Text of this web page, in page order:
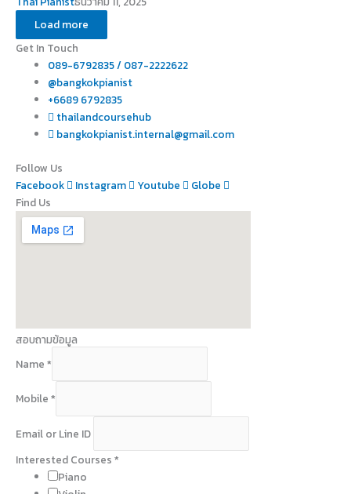
Load more
Get In Touch
089-6792835 / 087-2222622
@bangkokpianist
+6689 6792835
thailandcoursehub
bangkokpianist.internal@gmail.com
Follow Us
Facebook
Instagram Youtube
Globe
Find Us
สอบถามข้อมูล
Name *
Mobile *
Email or Line ID
Interested Courses *
Piano